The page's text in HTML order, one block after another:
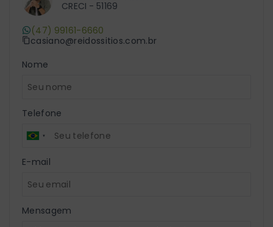
CRECI - 51169
(47) 99161-6660
casiano@reidossitios.com.br
Nome
Telefone
E-mail
Mensagem